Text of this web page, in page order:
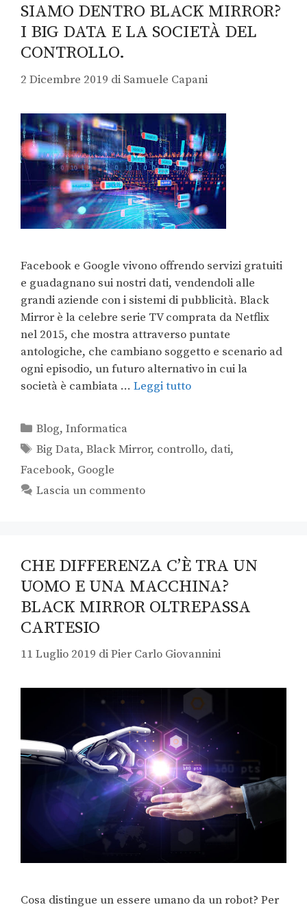
SIAMO DENTRO BLACK MIRROR?
I BIG DATA E LA SOCIETÀ DEL
CONTROLLO.
2 Dicembre 2019 di Samuele Capani
Facebook e Google vivono offrendo servizi gratuiti
e guadagnano sui nostri dati, vendendoli alle
grandi aziende con i sistemi di pubblicità. Black
Mirror è la celebre serie TV comprata da Netflix
nel 2015, che mostra attraverso puntate
antologiche, che cambiano soggetto e scenario ad
ogni episodio, un futuro alternativo in cui la
società è cambiata … Leggi tutto
Blog,Informatica
Big Data,Black Mirror, controllo, dati,
Facebook, Google
Lascia un commento
CHE DIFFERENZA C’È TRA UN
UOMO E UNA MACCHINA?
BLACK MIRROR OLTREPASSA
CARTESIO
11 Luglio 2019 diPier Carlo Giovannini
Cosa distingue un essere umano da un robot? Per